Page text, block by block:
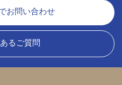
お問い合わせ
るご質問